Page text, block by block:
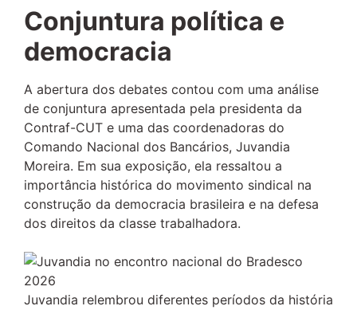
Conjuntura política e
democracia
A abertura dos debates contou com uma análise
de conjuntura apresentada pela presidenta da
Contraf-CUT e uma das coordenadoras do
Comando Nacional dos Bancários, Juvandia
Moreira. Em sua exposição, ela ressaltou a
importância histórica do movimento sindical na
construção da democracia brasileira e na defesa
dos direitos da classe trabalhadora.
Juvandia relembrou diferentes períodos da história